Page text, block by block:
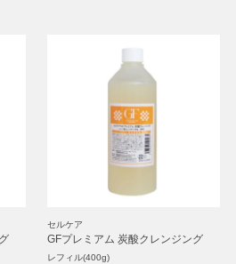
セルケア
GFプレミアム 炭酸クレンジング
レフィル(400g)